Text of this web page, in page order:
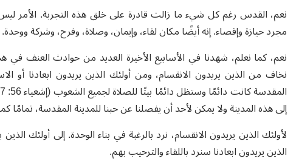
نعم، القدس رغم كل شيء ما زالت قادرة على خلق هذه التجربة. الأمر
مجرد حيازة وإقصاء. إنه أيضًا مكان لقاء، وإيمان، وصلاة، وفرح، وشركة
نعم، كما نعلم، شهدنا في الأسابيع الأخيرة العديد من حوادث العنف
نخاف من الذين يريدون الانقسام، ومن أولئك الذين يريدون ابعادنا أو
إلى هذه المدينة ولا يمكن لأحد أن يفصلنا عن حبنا للمدينة المقدسة، تمامًا
لأولئك الذين يريدون الانقسام، نرد بالرغبة في بناء الوحدة. إلى أولئك
الذين يريدون ابعادنا سنرد باللقاء والترحيب بهم.